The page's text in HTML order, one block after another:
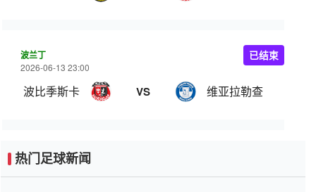
波兰丁
2026-06-13 23:00
波比季斯卡 VS 维亚拉勒查
已结束
热门足球新闻